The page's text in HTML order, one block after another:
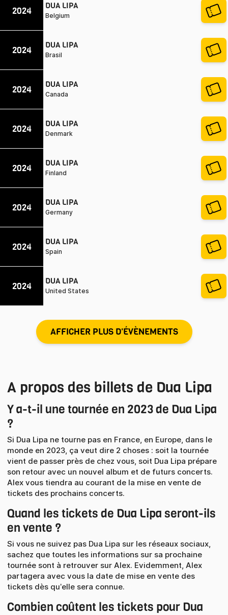
2024 DUA LIPA
Belgium
2024 DUA LIPA
Brasil
2024 DUA LIPA
Canada
2024 DUA LIPA
Denmark
2024 DUA LIPA
Finland
2024 DUA LIPA
Germany
2024 DUA LIPA
Spain
2024 DUA LIPA
United States
AFFICHER PLUS D'ÉVÈNEMENTS
A propos des billets de Dua Lipa
Y a-t-il une tournée en 2023 de Dua Lipa
?
Si Dua Lipa ne tourne pas en France, en Europe, dans le
monde en 2023, ça veut dire 2 choses : soit la tournée
vient de passer près de chez vous, soit Dua Lipa prépare
son retour avec un nouvel album et de futurs concerts.
Alex vous tiendra au courant de la mise en vente de
tickets des prochains concerts.
Quand les tickets de Dua Lipa seront-ils
en vente ?
Si vous ne suivez pas Dua Lipa sur les réseaux sociaux,
sachez que toutes les informations sur sa prochaine
tournée sont à retrouver sur Alex. Evidemment, Alex
partagera avec vous la date de mise en vente des
tickets dès qu’elle sera connue.
Combien coûtent les tickets pour Dua